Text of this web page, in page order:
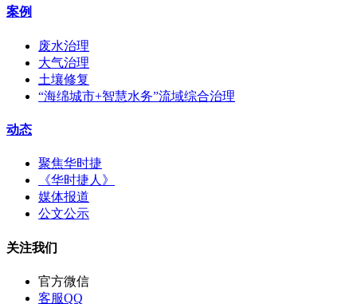
案例
废水治理
大气治理
土壤修复
“海绵城市+智慧水务”流域综合治理
动态
聚焦华时捷
《华时捷人》
媒体报道
公文公示
关注我们
官方微信
客服QQ